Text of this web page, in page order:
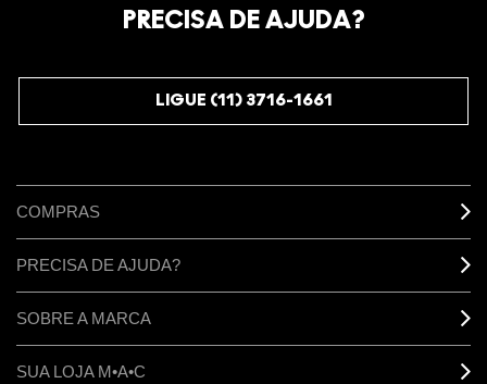
PRECISA DE AJUDA?
LIGUE (11) 3716-1661
COMPRAS
PRECISA DE AJUDA?
SOBRE A MARCA
SUA LOJA M•A•C